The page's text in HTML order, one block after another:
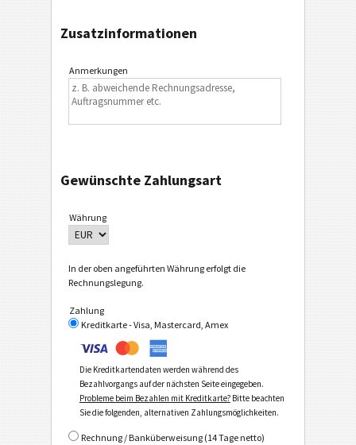
Zusatzinformationen
Anmerkungen
Gewünschte Zahlungsart
Währung
In der oben angeführten Währung erfolgt die
Rechnungslegung.
Zahlung
Kreditkarte - Visa, Mastercard, Amex
Die Kreditkartendaten werden während des
Bezahlvorgangs auf der nächsten Seite eingegeben.
Probleme beim Bezahlen mit Kreditkarte?Bitte beachten
Sie die folgenden, alternativen Zahlungsmöglichkeiten.
Rechnung / Banküberweisung (14 Tage netto)